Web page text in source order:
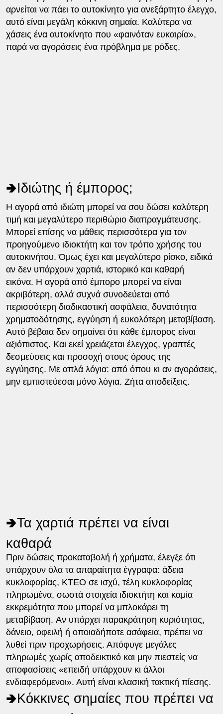
αρνείται να πάει το αυτοκίνητο για ανεξάρτητο έλεγχο,
αυτό είναι μεγάλη κόκκινη σημαία. Καλύτερα να
χάσεις ένα αυτοκίνητο που «φαινόταν ευκαιρία»,
παρά να αγοράσεις ένα πρόβλημα με ρόδες.
🢂Ιδιώτης ή έμπορος;
Η αγορά από ιδιώτη μπορεί να σου δώσει καλύτερη
τιμή και μεγαλύτερο περιθώριο διαπραγμάτευσης.
Μπορεί επίσης να μάθεις περισσότερα για τον
προηγούμενο ιδιοκτήτη και τον τρόπο χρήσης του
αυτοκινήτου. Όμως έχει και μεγαλύτερο ρίσκο, ειδικά
αν δεν υπάρχουν χαρτιά, ιστορικό και καθαρή
εικόνα. Η αγορά από έμπορο μπορεί να είναι
ακριβότερη, αλλά συχνά συνοδεύεται από
περισσότερη διαδικαστική ασφάλεια, δυνατότητα
χρηματοδότησης, εγγύηση ή ευκολότερη μεταβίβαση.
Αυτό βέβαια δεν σημαίνει ότι κάθε έμπορος είναι
αξιόπιστος. Και εκεί χρειάζεται έλεγχος, γραπτές
δεσμεύσεις και προσοχή στους όρους της
εγγύησης. Με απλά λόγια: από όπου κι αν αγοράσεις,
μην εμπιστεύεσαι μόνο λόγια. Ζήτα αποδείξεις.
🢂Τα χαρτιά πρέπει να είναι
καθαρά
Πριν δώσεις προκαταβολή ή χρήματα, έλεγξε ότι
υπάρχουν όλα τα απαραίτητα έγγραφα: άδεια
κυκλοφορίας, ΚΤΕΟ σε ισχύ, τέλη κυκλοφορίας
πληρωμένα, σωστά στοιχεία ιδιοκτήτη και καμία
εκκρεμότητα που μπορεί να μπλοκάρει τη
μεταβίβαση. Αν υπάρχει παρακράτηση κυριότητας,
δάνειο, οφειλή ή οποιαδήποτε ασάφεια, πρέπει να
λυθεί πριν προχωρήσεις. Απόφυγε μεγάλες
πληρωμές χωρίς αποδεικτικό και μην πιεστείς να
αποφασίσεις «επειδή υπάρχουν κι άλλοι
ενδιαφερόμενοι». Αυτή είναι κλασική τακτική πίεσης.
🢂Κόκκινες σημαίες που πρέπει να